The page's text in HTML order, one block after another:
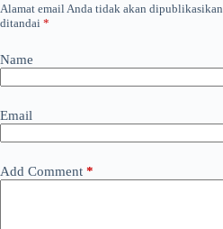
Alamat email Anda tidak akan dipublikasikan.
ditandai *
Name
Email
Add Comment *